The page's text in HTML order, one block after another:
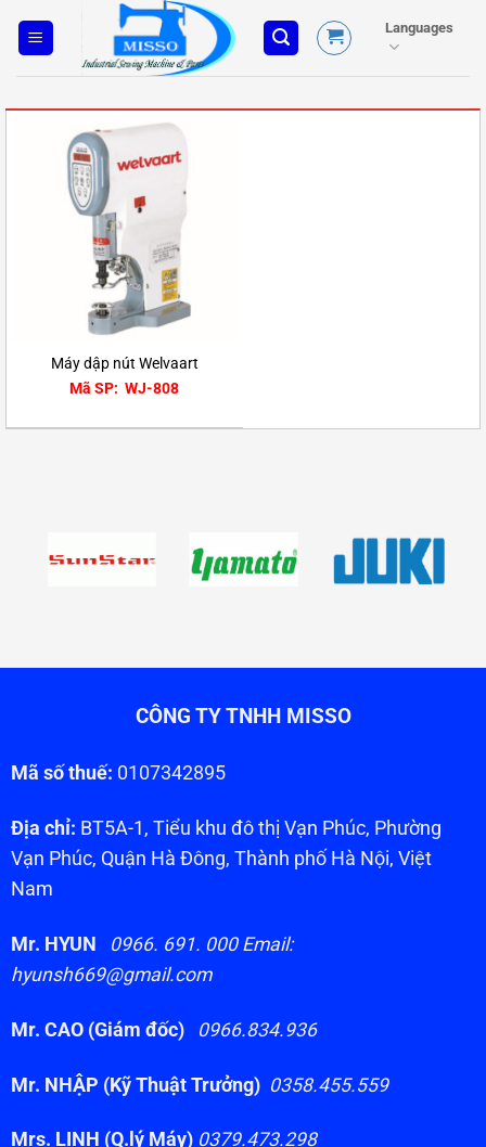
Languages
Máy dập nút Welvaart
Mã SP: WJ-808
CÔNG TY TNHH MISSO
Mã số thuế: 0107342895
Địa chỉ: BT5A-1, Tiểu khu đô thị Vạn Phúc, Phường
Vạn Phúc, Quận Hà Đông, Thành phố Hà Nội, Việt
Nam
Mr. HYUN
0966. 691. 000 Email:
hyunsh669@gmail.com
Mr. CAO (Giám đốc) 0966.834.936
Mr. NHẬP (Kỹ Thuật Trưởng) 0358.455.559
Mrs. LINH (Q.lý Máy) 0379.473.298